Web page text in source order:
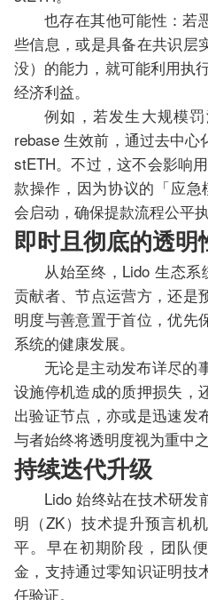
也存在其他可能性：若
些信息，或是具备在共识层
没）的能力，就可能利用执
经济利益。
例如，若发生大规模
rebase 生效前，通过去中
stETH。不过，这不会影响
款操作，因为协议的「应急
会启动，确保提款流程公平执
即时且彻底的透明
从始至终，Lido 生态
贡献者、节点运营方，还是
明度与善意置于首位，优先
系统的健康发展。
无论是主动发布详尽的
设施停机造成的质押损失，
出验证节点，亦或是迅速发
与者始终将透明度视为重中之
持续迭代升级
Lido 始终站在技术研发
明（ZK）技术提升预言机
平。早在初期阶段，团队
金，支持通过零知识证明技
任验证。